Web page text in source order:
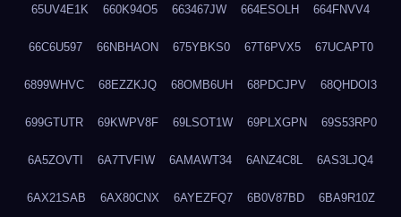
65UV4E1K 660K94O5 663467JW 664ESOLH 664FNVV4
66C6U597 66NBHAON 675YBKS0 67T6PVX5 67UCAPT0
6899WHVC 68EZZKJQ 68OMB6UH 68PDCJPV 68QHDOI3
699GTUTR 69KWPV8F 69LSOT1W 69PLXGPN 69S53RP0
6A5ZOVTI 6A7TVFIW 6AMAWT34 6ANZ4C8L 6AS3LJQ4
6AX21SAB 6AX80CNX 6AYEZFQ7 6B0V87BD 6BA9R10Z